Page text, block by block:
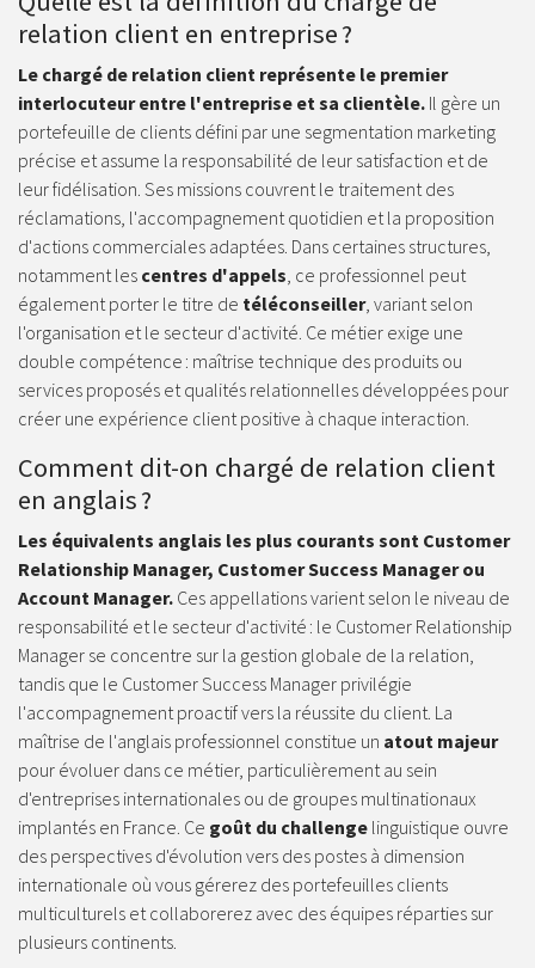
relation client en entreprise ?
Le chargé de relation client représente le premier
interlocuteur entre l'entreprise et sa clientèle. Il gère un
portefeuille de clients défini par une segmentation marketing
précise et assume la responsabilité de leur satisfaction et de
leur fidélisation. Ses missions couvrent le traitement des
réclamations, l'accompagnement quotidien et la proposition
d'actions commerciales adaptées. Dans certaines structures,
notamment les centres d'appels, ce professionnel peut
également porter le titre de téléconseiller, variant selon
l'organisation et le secteur d'activité. Ce métier exige une
double compétence : maîtrise technique des produits ou
services proposés et qualités relationnelles développées pour
créer une expérience client positive à chaque interaction.
Comment dit-on chargé de relation client
en anglais ?
Les équivalents anglais les plus courants sont Customer
Relationship Manager, Customer Success Manager ou
Account Manager. Ces appellations varient selon le niveau de
responsabilité et le secteur d'activité : le Customer Relationship
Manager se concentre sur la gestion globale de la relation,
tandis que le Customer Success Manager privilégie
l'accompagnement proactif vers la réussite du client. La
maîtrise de l'anglais professionnel constitue un atout majeur
pour évoluer dans ce métier, particulièrement au sein
d'entreprises internationales ou de groupes multinationaux
implantés en France. Ce goût du challenge linguistique ouvre
des perspectives d'évolution vers des postes à dimension
internationale où vous gérerez des portefeuilles clients
multiculturels et collaborerez avec des équipes réparties sur
plusieurs continents.